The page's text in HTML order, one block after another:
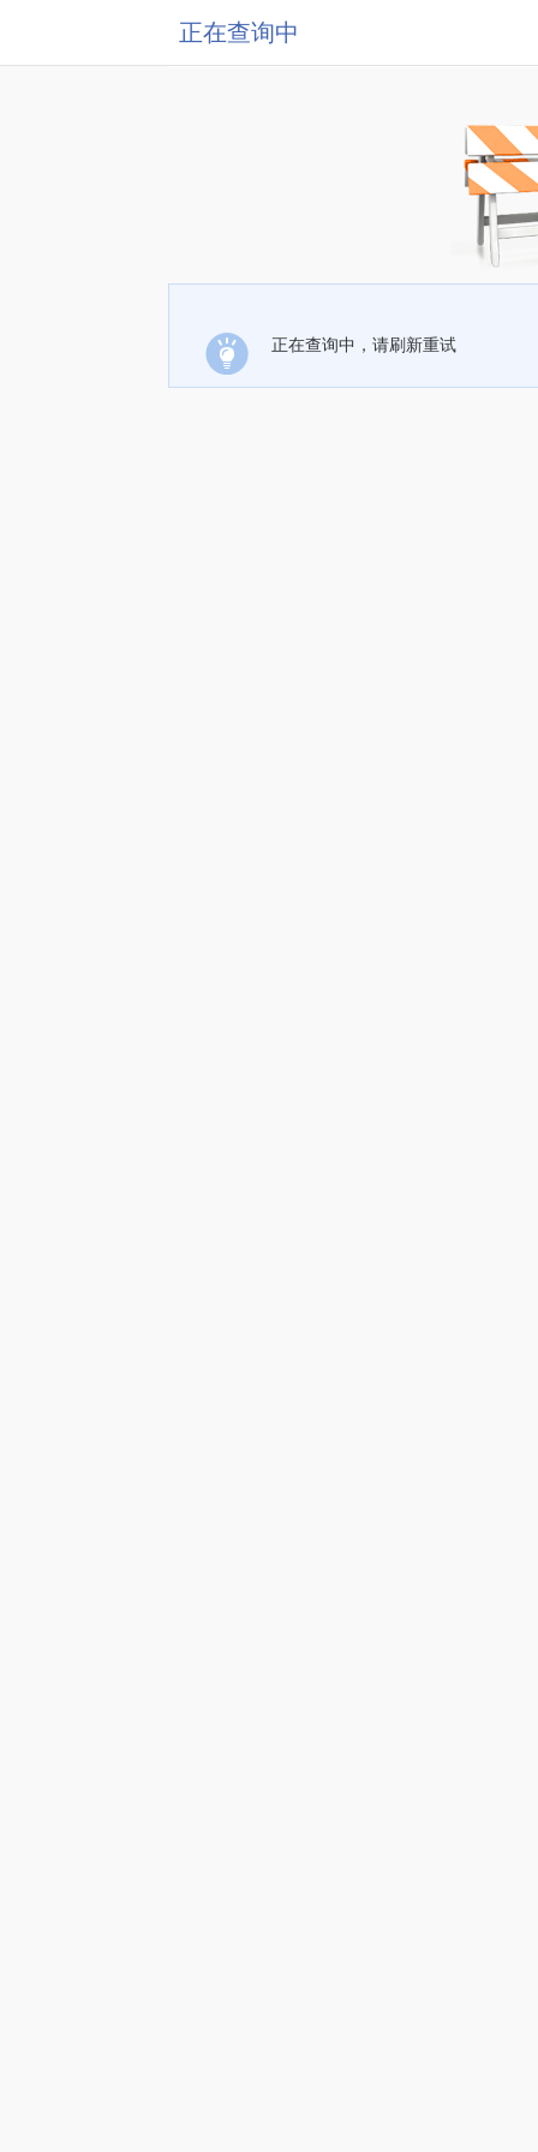
正在查询中
正在查询中，请刷新重试